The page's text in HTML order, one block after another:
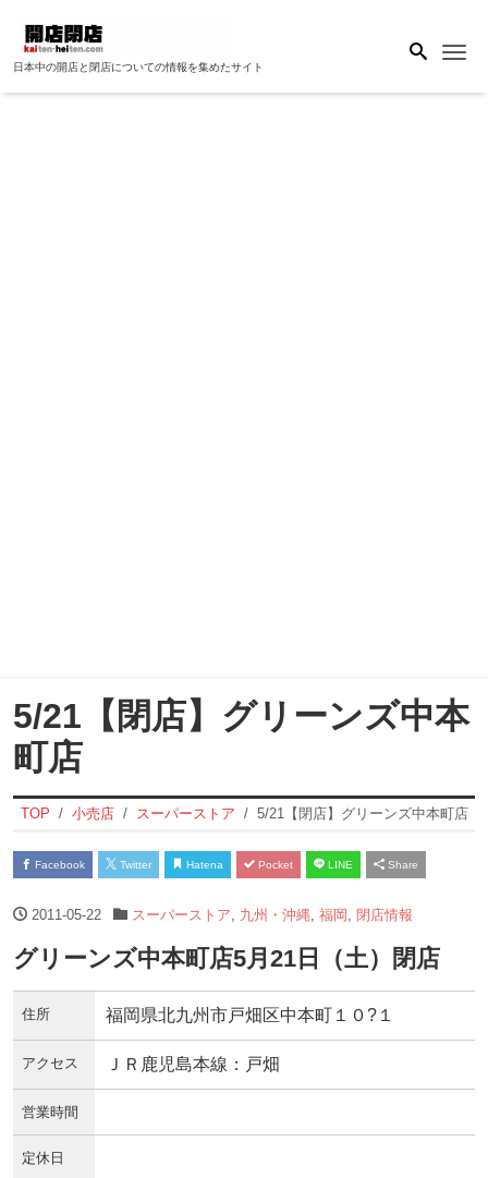
日本中の開店と閉店についての情報を集めたサイト
5/21【閉店】グリーンズ中本
町店
TOP 小売店 スーパーストア 5/21【閉店】グリーンズ中本町店
Facebook Twitter Hatena Pocket LINE Share
2011-05-22 スーパーストア 九州・沖縄 福岡 閉店情報
グリーンズ中本町店5月21日（土）閉店
住所 福岡県北九州市戸畑区中本町１０?１
アクセス ＪＲ鹿児島本線：戸畑
営業時間
定休日